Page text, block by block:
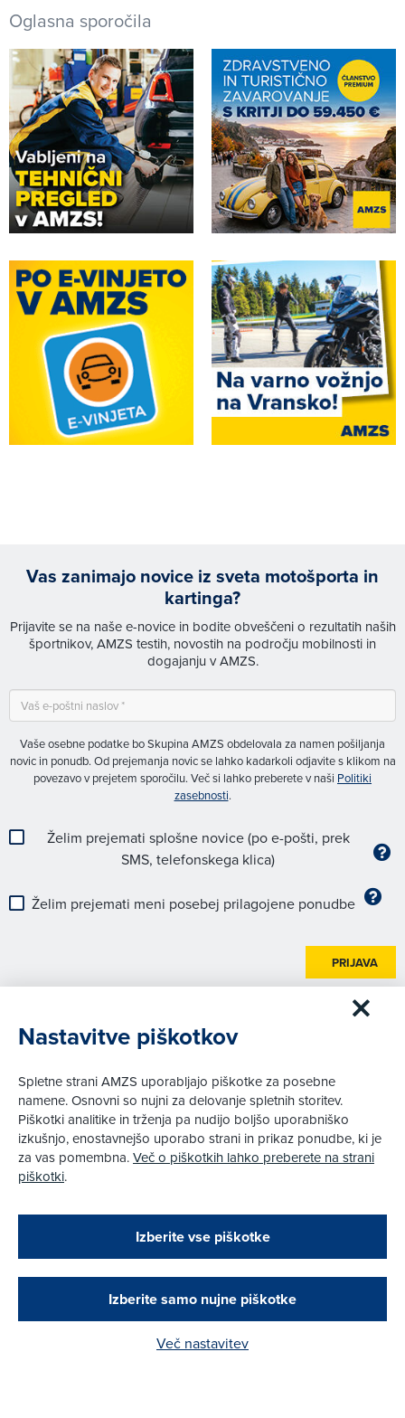
Oglasna sporočila
Zapri
Podarjamo vam 10 €!
Obstoječi in novi AMZS člani, ki boste v AMZS
opravili registracijo vozila, boste prejeli
vrednostno darilno kartico z dobroimetjem v višini
Kako do darila?
Vas zanimajo novice iz sveta motošporta in
kartinga?
Prijavite se na naše e-novice in bodite obveščeni o rezultatih naših
športnikov, AMZS testih, novostih na področju mobilnosti in
dogajanju v AMZS.
Vaše osebne podatke bo Skupina AMZS obdelovala za namen pošiljanja
novic in ponudb. Od prejemanja novic se lahko kadarkoli odjavite s klikom na
povezavo v prejetem sporočilu. Več si lahko preberete v naši Politiki
zasebnosti.
Želim prejemati splošne novice (po e-pošti, prek
SMS, telefonskega klica)
Želim prejemati meni posebej prilagojene ponudbe
PRIJAVA
Kontakt
AMZS - področje Avto-moto šport
Dunajska cesta 128 SI-1000 Ljubljana
Informacije: (01) 530 52 30 sport@amzs.si
Koristno
Nastavitve piškotkov
Spletne strani AMZS uporabljajo piškotke za posebne
namene. Osnovni so nujni za delovanje spletnih storitev.
Piškotki analitike in trženja pa nudijo boljšo uporabniško
izkušnjo, enostavnejšo uporabo strani in prikaz ponudbe, ki je
za vas pomembna.Več o piškotkih lahko preberete na strani
piškotki.
Izberite vse piškotke
Izberite samo nujne piškotke
Več nastavitev